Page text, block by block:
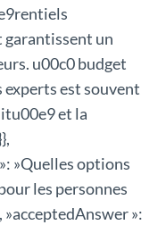
garantissent un
u00c0 budget
experts est souvent
et la
»Quelles options
les personnes
»acceptedAnswer »: